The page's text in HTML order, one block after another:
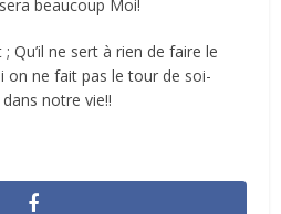
beaucoup Moi!
Qu’il ne sert à rien de faire le
on ne fait pas le tour de soi-
notre vie!!